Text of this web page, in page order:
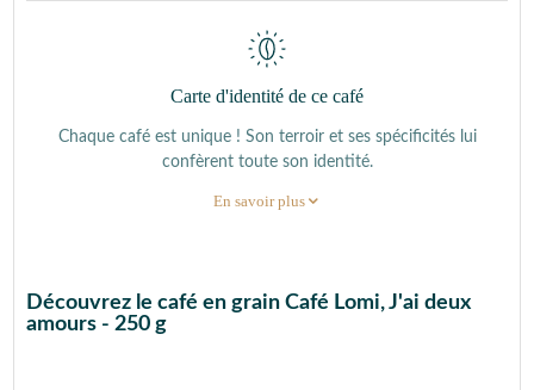
Carte d'identité de ce café
Chaque café est unique ! Son terroir et ses spécificités lui
confèrent toute son identité.
En savoir plus
Découvrez le café en grain Café Lomi, J'ai deux
amours - 250 g